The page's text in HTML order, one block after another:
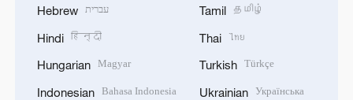
Hebrew עברית
Hindi हिन्दी
Hungarian Magyar
Indonesian Bahasa Indonesia
Tamil தமிழ்
Thai ไทย
Turkish Türkçe
Ukrainian Українська